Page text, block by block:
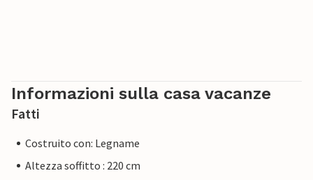
Informazioni sulla casa vacanze
Fatti
Costruito con: Legname
Altezza soffitto : 220 cm